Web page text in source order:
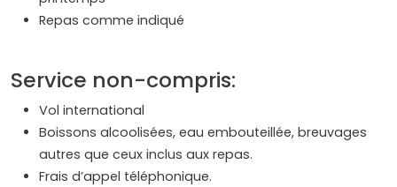
Repas comme indiqué
Service non-compris:
Vol international
Boissons alcoolisées, eau embouteillée, breuvages
autres que ceux inclus aux repas.
Frais d’appel téléphonique.